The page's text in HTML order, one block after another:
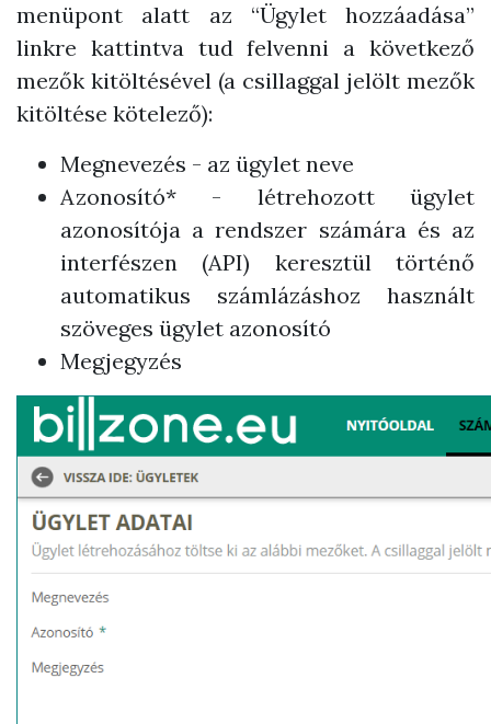
menüpont alatt az “Ügylet hozzáadása”
linkre kattintva tud felvenni a következő
mezők kitöltésével (a csillaggal jelölt mezők
kitöltése kötelező):
Megnevezés - az ügylet neve
Azonosító* - létrehozott ügylet
azonosítója a rendszer számára és az
interfészen (API) keresztül történő
automatikus számlázáshoz használt
szöveges ügylet azonosító
Megjegyzés